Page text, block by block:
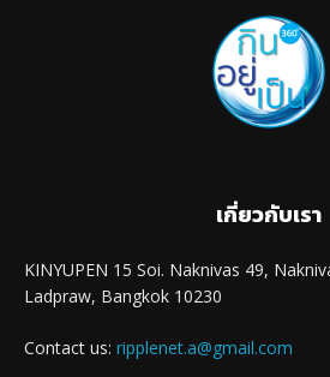
เกี่ยวกับเรา
KINYUPEN 15 Soi. Naknivas 49,
Ladpraw, Bangkok 10230
Contact us: ripplenet.a@gmail.com